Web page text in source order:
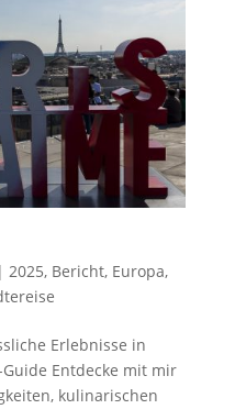
| 2025, Bericht, Europa,
Erlebnisse in
Entdecke mit mir
kulinarischen